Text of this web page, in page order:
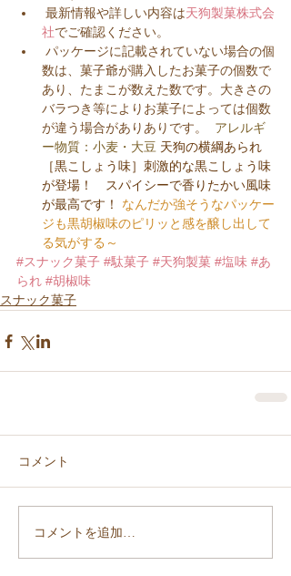
最新情報や詳しい内容は天狗製菓株式会
社でご確認ください。
数は、菓子爺が購入したお菓子の個数で
あり、たまこが数えた数です。大きさの
バラつき等によりお菓子によっては個数
が違う場合がありありです。 アレルギ
ー物質：小麦・大豆 天狗の横綱あられ
［黒こしょう味］刺激的な黒こしょう味
が登場！　スパイシーで香りたかい風味
が最高です！
なんだか強そうなパッケー
ジも黒胡椒味のピリッと感を醸し出して
る気がする～
#スナック菓子 #駄菓子 #天狗製菓 #塩味 #あ
られ #胡椒味
スナック菓子
コメント
コメントを追加…